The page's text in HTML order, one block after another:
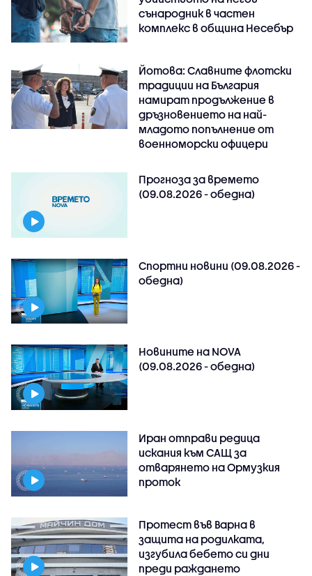
сънародник в частен
комплекс в община Несебър
Йотова: Славните флотски
традиции на България
намират продължение в
дръзновението на най-
младото попълнение от
военноморски офицери
Прогноза за времето
(09.08.2026 - обедна)
Спортни новини (09.08.2026 -
обедна)
Новините на NOVA
(09.08.2026 - обедна)
Иран отправи редица
искания към САЩ за
отварянето на Ормузкия
проток
Протест във Варна в
защита на родилката,
изгубила бебето си дни
преди раждането